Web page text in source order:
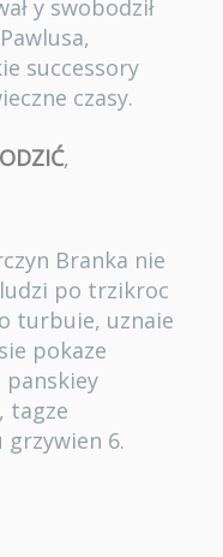
y swobodził
successory
czasy.
,
Branka nie
po trzikroc
turbuie, uznaie
pokaze
tagze
grzywien 6.